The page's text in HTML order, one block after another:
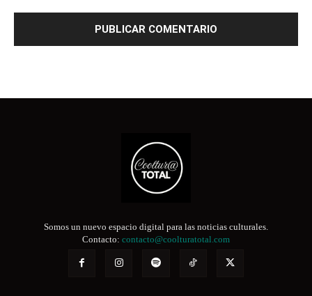
Somos un nuevo espacio digital para las noticias culturales.
Contacto: contacto@coolturatotal.com